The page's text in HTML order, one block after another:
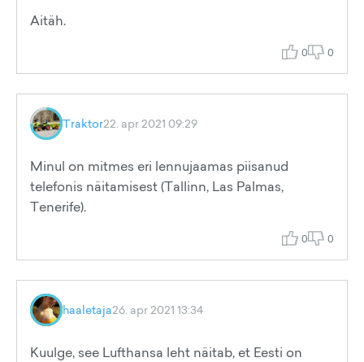
Aitäh.
0 0
Traktor22. apr 2021 09:29
Minul on mitmes eri lennujaamas piisanud
telefonis näitamisest (Tallinn, Las Palmas,
Tenerife).
0 0
haaletaja26. apr 2021 13:34
Kuulge, see Lufthansa leht näitab, et Eesti on